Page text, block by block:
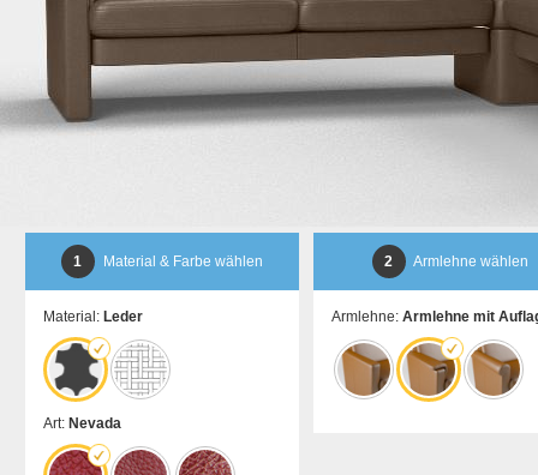
1 Material & Farbe wählen
Material: Leder
Art: Nevada
2 Armlehne wählen
Armlehne: Armlehne mit